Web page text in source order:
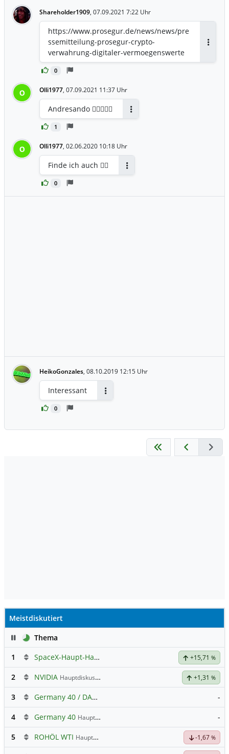
Shareholder1909, 07.09.2021 7:22 Uhr
0
https://www.prosegur.de/news/news/pre
ssemitteilung-prosegur-crypto-
verwahrung-digitaler-vermoegenswerte
O Olli1977, 07.09.2021 11:37 Uhr
1
Andresando ✌🏻👌🏻🍀
O Olli1977, 02.06.2020 10:18 Uhr
0
Finde ich auch 👌🏻
HeikoGonzales, 08.10.2019 12:15 Uhr
0
Interessant
Meistdiskutiert
PauseThema
1
SpaceX-Haupt-Hauptforum +15,71 %
2 NVIDIA Hauptdiskussion +1,31 %
3 Germany 40 / DAX Prognose -
4 Germany 40 Hauptdiskussion -
5 ROHÖL WTI Hauptdiskussion -1,67 %